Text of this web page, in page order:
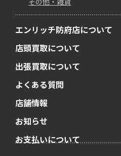
エンリッチ防府店について
店頭買取について
出張買取について
よくある質問
店舗情報
お知らせ
お支払いについて